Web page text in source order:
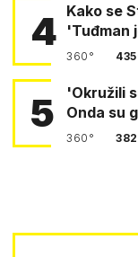
4 Kako se
'Tuđman
360°
5
'Okružili
Onda su
360°